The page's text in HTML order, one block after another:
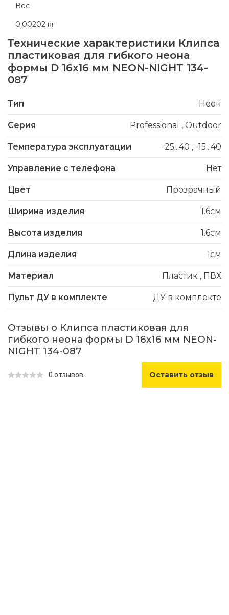
Вес
0.00202 кг
Технические характеристики Клипса
пластиковая для гибкого неона
формы D 16х16 мм NEON-NIGHT 134-
087
Тип Неон
Серия Professional , Outdoor
Температура эксплуатации -25...40 , -15...40
Управление с телефона Нет
Цвет Прозрачный
Ширина изделия 1.6см
Высота изделия 1.6см
Длина изделия 1см
Материал Пластик , ПВХ
Пульт ДУ в комплекте ДУ в комплекте
Отзывы о Клипса пластиковая для
гибкого неона формы D 16х16 мм NEON-
NIGHT 134-087
0 отзывов Оставить отзыв